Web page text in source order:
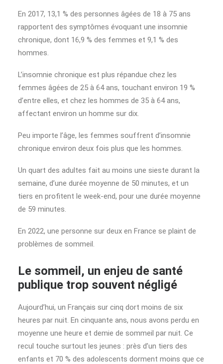
En 2017, 13,1 % des personnes âgées de 18 à 75 ans
rapportent des symptômes évoquant une insomnie
chronique, dont 16,9 % des femmes et 9,1 % des
hommes.
L’insomnie chronique est plus répandue chez les
femmes âgées de 25 à 64 ans, touchant environ 19 %
d’entre elles, et chez les hommes de 35 à 64 ans,
affectant environ un homme sur dix.
Peu importe l’âge, les femmes souffrent d’insomnie
chronique environ deux fois plus que les hommes.
Un quart des adultes fait au moins une sieste durant la
semaine, d’une durée moyenne de 50 minutes, et un
tiers en profitent le week-end, pour une durée moyenne
de 59 minutes.
En 2022, une personne sur deux en France se plaint de
problèmes de sommeil.
Le sommeil, un enjeu de santé
publique trop souvent négligé
Aujourd’hui, un Français sur cinq dort moins de six
heures par nuit. En cinquante ans, nous avons perdu en
moyenne une heure et demie de sommeil par nuit. Ce
recul touche surtout les jeunes : près d’un tiers des
enfants et 70 % des adolescents dorment moins que ce